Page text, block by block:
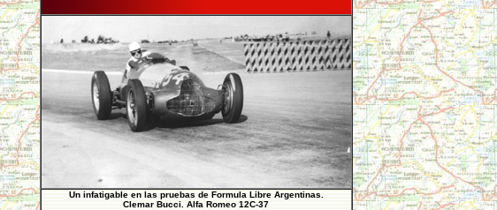
Un infatigable en las pruebas de Formula Libre Argentinas.
Clemar Bucci. Alfa Romeo 12C-37